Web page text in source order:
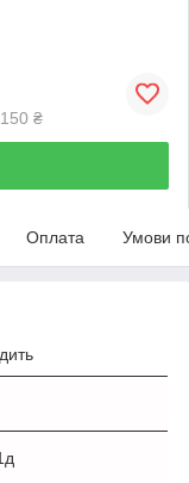
₴
Оплата Умови